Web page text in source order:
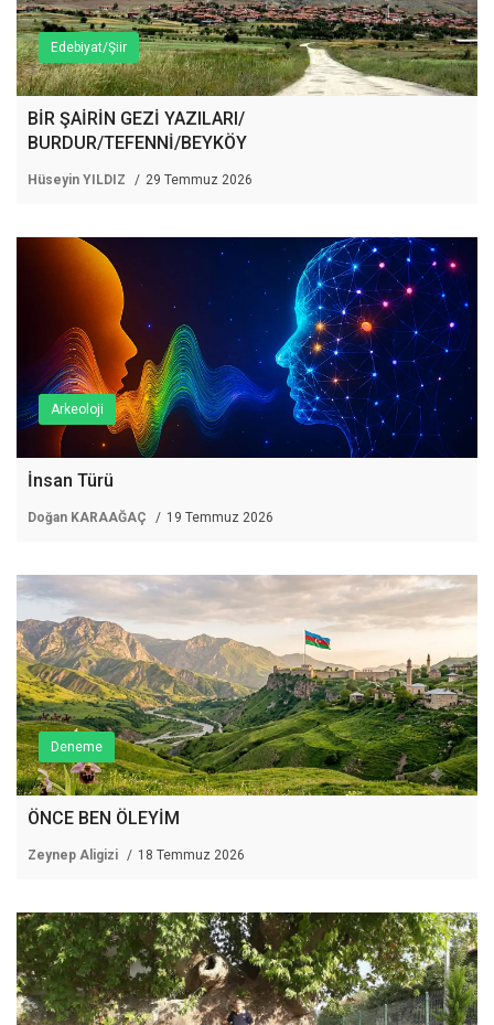
Edebiyat/Şiir
BİR ŞAİRİN GEZİ YAZILARI/
BURDUR/TEFENNİ/BEYKÖY
Hüseyin YILDIZ 29 Temmuz 2026
Arkeoloji
İnsan Türü
Doğan KARAAĞAÇ 19 Temmuz 2026
Deneme
ÖNCE BEN ÖLEYİM
Zeynep Aligizi 18 Temmuz 2026